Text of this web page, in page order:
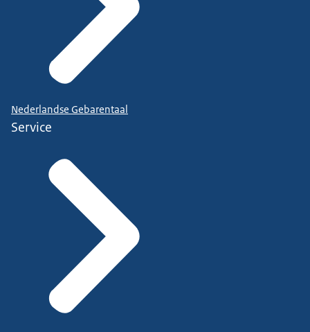
Nederlandse Gebarentaal
Service